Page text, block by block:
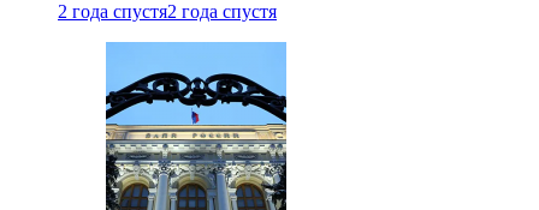
2 года спустя2 года спустя